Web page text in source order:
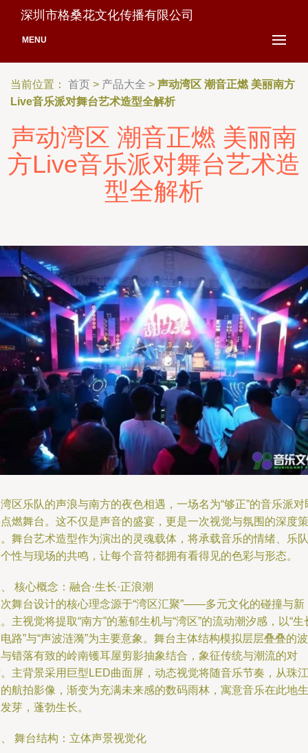
深圳市格桑花文化传播有限公司
MENU
当前位置： 首页 > 产品大全 > 声动湾区 潮音正燃 美丽南方
Live音乐派对舞台艺术造型全解析
声动湾区 潮音正燃 美丽南
方Live音乐派对舞台艺术造
型全解析
区乐队的声浪与南方的夜色相遇，一场名为“够正”的音乐派对
燃舞台。这不仅是声音的盛宴，更是一次视觉与氛围的深度策
舞台艺术造型作为演出的灵魂载体，将承载音乐的情绪、乐队
性与现场的共鸣，让每个音符都拥有看得见的色彩与形态。
核心概念：融合·生长·正浪潮
舞台设计的核心理念源于“湾区汇聚”——多元文化的碰撞与新
主视觉将提取“南方”的葱郁生机与“湾区”的流动潮汐感，以“生
路”与“声波涟漪”为主要意象。舞台主体结构模拟层层叠叠的波
错落有致的岭南镬耳屋剪影抽象结合，象征传统与潮流的对
主背景采用巨型LED曲面屏，动态视觉将随音乐节奏，从珠江
航拍影像，渐变为充满未来感的数码雨林，寓意音乐在此地生
芽，蓬勃生长。
舞台结构：立体声景视觉化